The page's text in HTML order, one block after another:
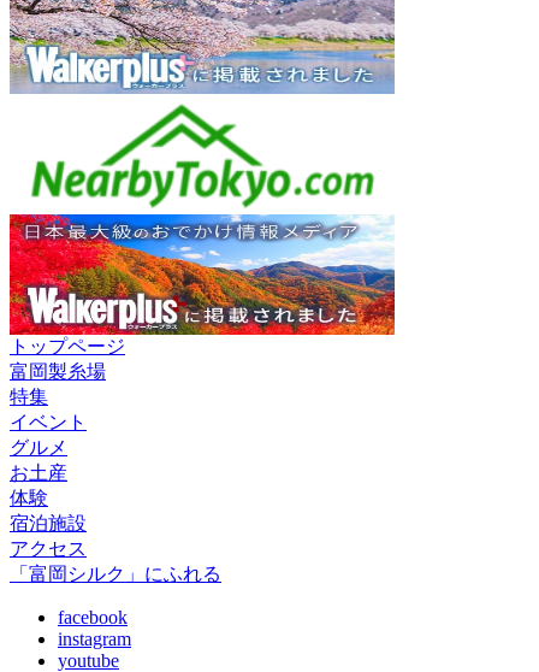
トップページ
富岡製糸場
特集
イベント
グルメ
お土産
体験
宿泊施設
アクセス
「富岡シルク」にふれる
facebook
instagram
youtube